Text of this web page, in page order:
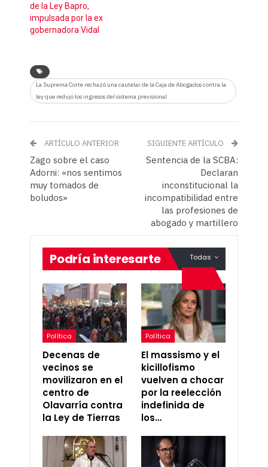
de la Ley Bapro,
impulsada por la ex
gobernadora Vidal
La Suprema Corte rechazó una cautelar de la Caja de Abogados contra la
ley que redujo los ingresos del sistema previsional
ARTÍCULO ANTERIOR
Zago sobre el caso
Adorni: «nos sentimos
muy tomados de
boludos»
SIGUIENTE ARTÍCULO
Sentencia de la SCBA:
Declaran
inconstitucional la
incompatibilidad entre
las profesiones de
abogado y martillero
Todas
Podría interesarte
Política
Decenas de
vecinos se
movilizaron en el
centro de
Olavarría contra
la Ley de Tierras
Política
El massismo y el
kicillofismo
vuelven a chocar
por la reelección
indefinida de
los…